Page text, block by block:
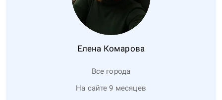
Елена Комарова
Все города
На сайте 9 месяцев